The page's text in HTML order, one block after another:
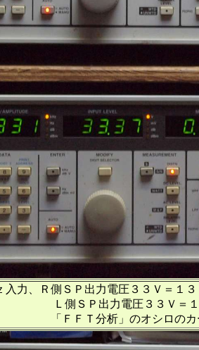
力、Ｒ側ＳＰ出力電圧３３Ｖ＝１
圧３３Ｖ＝１３６Ｗ出
のオシロのカーソル周波